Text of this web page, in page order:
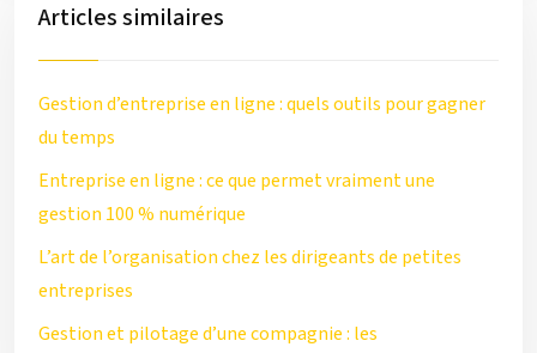
Articles similaires
Gestion d’entreprise en ligne : quels outils pour gagner
du temps
Entreprise en ligne : ce que permet vraiment une
gestion 100 % numérique
L’art de l’organisation chez les dirigeants de petites
entreprises
Gestion et pilotage d’une compagnie : les